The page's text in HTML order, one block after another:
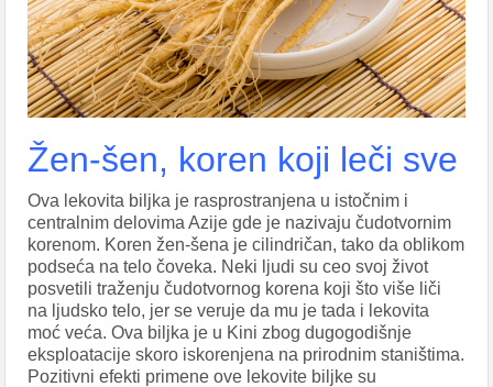
Žen-šen, koren koji leči sve
Ova lekovita biljka je rasprostranjena u istočnim i
centralnim delovima Azije gde je nazivaju čudotvornim
korenom. Koren žen-šena je cilindričan, tako da oblikom
podseća na telo čoveka. Neki ljudi su ceo svoj život
posvetili traženju čudotvornog korena koji što više liči
na ljudsko telo, jer se veruje da mu je tada i lekovita
moć veća. Ova biljka je u Kini zbog dugogodišnje
eksploatacije skoro iskorenjena na prirodnim staništima.
Pozitivni efekti primene ove lekovite biljke su